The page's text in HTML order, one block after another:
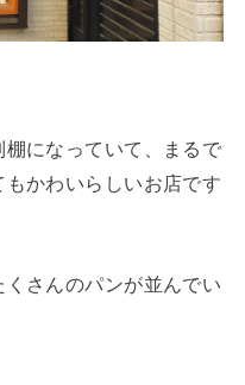
になっていて、まるで
かわいらしいお店です
さんのパンが並んでい